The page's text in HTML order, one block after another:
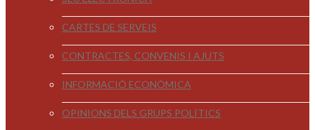
CARTES DE SERVEIS
CONTRACTES, CONVENIS I AJUTS
INFORMACIÓ ECONÒMICA
OPINIONS DELS GRUPS POLÍTICS